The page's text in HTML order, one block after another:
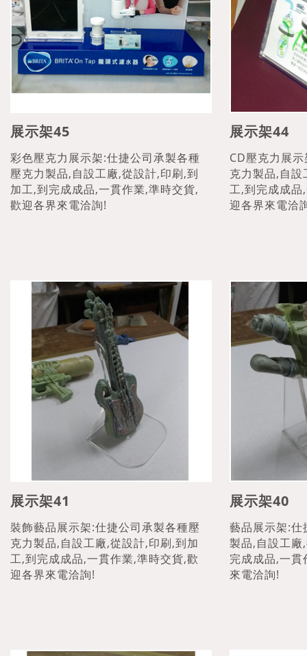
展示架45
彩色壓克力展示架:仕捷公司承製各種
壓克力製品,自設工廠,從設計,印刷,到
加工,到完成成品,一貫作業,準時交貨,
歡迎各界來電洽詢!
展示架44
CD壓克力展
克力製品,自
工,到完成成
迎各界來電洽
展示架41
裝飾藝品展示架:仕捷公司承製各種壓
克力製品,自設工廠,從設計,印刷,到加
工,到完成成品,一貫作業,準時交貨,歡
迎各界來電洽詢!
展示架40
藝品展示架:仕
製品,自設工
完成成品,一
來電洽詢!